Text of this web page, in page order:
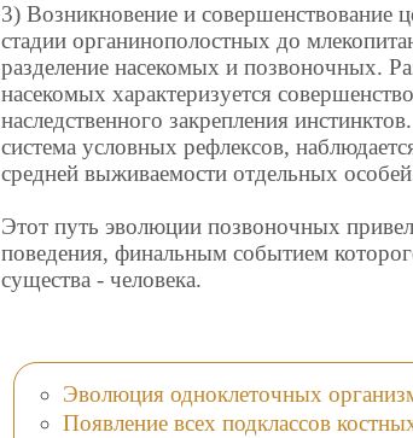
3) Возникновение и совершенствование
стадии органинополостных до
разделение насекомых и позвоночных.
насекомых характеризуется
наследственного закрепления
система условных рефлексов,
средней выживаемости отдельных
Этот путь эволюции позвоночных
поведения, финальным событием
существа - человека.
Эволюция одноклеточных
Появление всех подклассов